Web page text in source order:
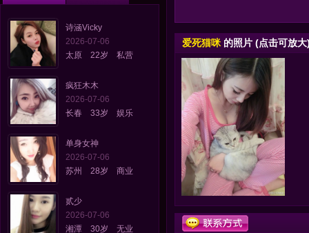
诗涵Vicky
2026-07-06
太原 22岁 私营
疯狂木木
2026-07-06
长春 33岁 娱乐
单身女神
2026-07-06
苏州 28岁 商业
贰少
2026-07-06
湘潭 30岁 无业
爱死猫咪 的照片 (点击可放大